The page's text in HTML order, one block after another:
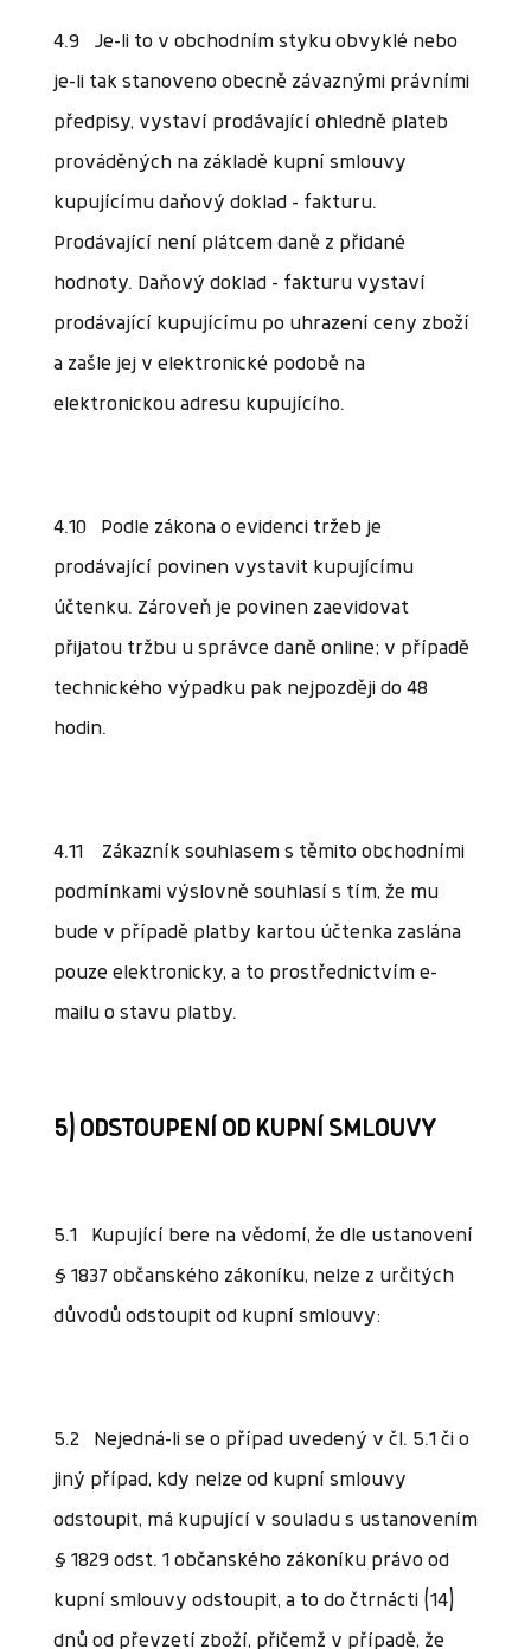
4.9 Je-li to v obchodním styku obvyklé nebo
je-li tak stanoveno obecně závaznými právními
předpisy, vystaví prodávající ohledně plateb
prováděných na základě kupní smlouvy
kupujícímu daňový doklad – fakturu.
Prodávající není plátcem daně z přidané
hodnoty. Daňový doklad – fakturu vystaví
prodávající kupujícímu po uhrazení ceny zboží
a zašle jej v elektronické podobě na
elektronickou adresu kupujícího.
4.10 Podle zákona o evidenci tržeb je
prodávající povinen vystavit kupujícímu
účtenku. Zároveň je povinen zaevidovat
přijatou tržbu u správce daně online; v případě
technického výpadku pak nejpozději do 48
hodin.
4.11 Zákazník souhlasem s těmito obchodními
podmínkami výslovně souhlasí s tím, že mu
bude v případě platby kartou účtenka zaslána
pouze elektronicky, a to prostřednictvím e-
mailu o stavu platby.
5) ODSTOUPENÍ OD KUPNÍ SMLOUVY
5.1 Kupující bere na vědomí, že dle ustanovení
§ 1837 občanského zákoníku, nelze z určitých
důvodů odstoupit od kupní smlouvy:
5.2 Nejedná-li se o případ uvedený v čl. 5.1 či o
jiný případ, kdy nelze od kupní smlouvy
odstoupit, má kupující v souladu s ustanovením
§ 1829 odst. 1 občanského zákoníku právo od
kupní smlouvy odstoupit, a to do čtrnácti (14)
dnů od převzetí zboží, přičemž v případě, že